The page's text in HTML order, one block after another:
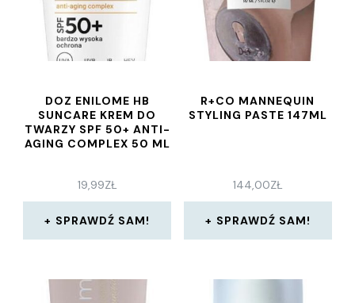
DOZ ENILOME HB
SUNCARE KREM DO
TWARZY SPF 50+ ANTI-
AGING COMPLEX 50 ML
19,99ZŁ
SPRAWDŹ SAM!
R+CO MANNEQUIN
STYLING PASTE 147ML
144,00ZŁ
SPRAWDŹ SAM!